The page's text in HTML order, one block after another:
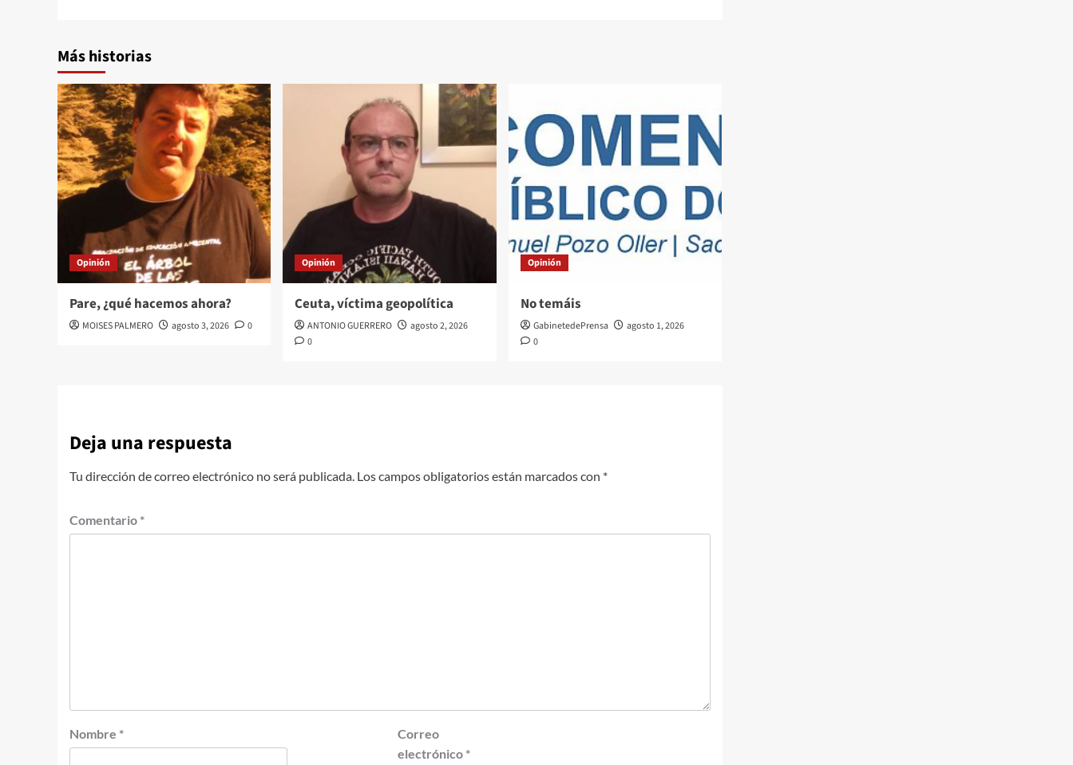
Más historias
Opinión
Pare, ¿qué hacemos ahora?
MOISES PALMERO agosto 3, 2026 0
Opinión
Ceuta, víctima geopolítica
ANTONIO GUERRERO
agosto 2, 2026
0
Opinión
No temáis
GabinetedePrensa
agosto 1, 2026
0
Deja una respuesta
Tu dirección de correo electrónico no será publicada. Los campos obligatorios están marcados con *
Comentario *
Nombre *
Correo
electrónico *